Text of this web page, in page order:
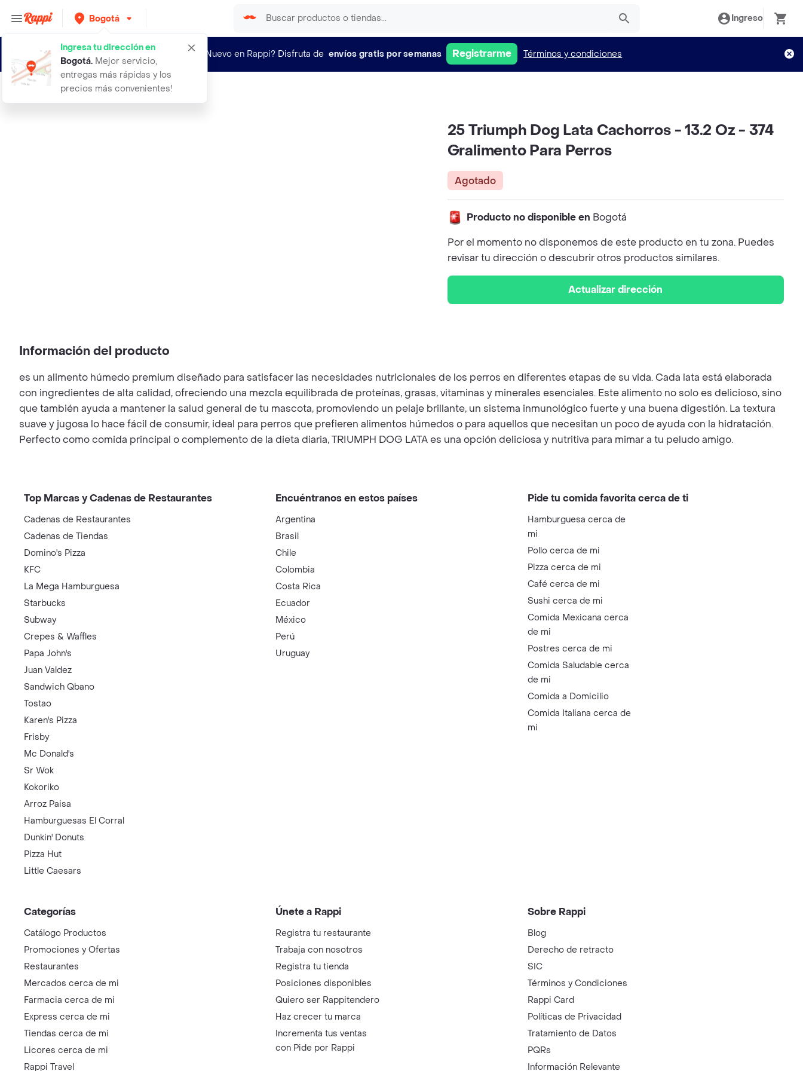
Bogotá
Ingresa tu dirección en
Bogotá. Mejor servicio,
entregas más rápidas y los
precios más convenientes!
Ingreso
¿Nuevo en Rappi? Disfruta de envíos gratis por semanas Registrarme Términos y condiciones
25 triumph dog lata cachorros 132 o
25 Triumph Dog Lata Cachorros - 13.2 Oz - 374
Gralimento Para Perros
Agotado
Producto no disponible en Bogotá
Por el momento no disponemos de este producto en tu zona. Puedes
revisar tu dirección o descubrir otros productos similares.
Actualizar dirección
Información del producto
es un alimento húmedo premium diseñado para satisfacer las necesidades nutricionales de los perros en diferentes etapas de su vida. Cada lata está elaborada
con ingredientes de alta calidad, ofreciendo una mezcla equilibrada de proteínas, grasas, vitaminas y minerales esenciales. Este alimento no solo es delicioso, sino
que también ayuda a mantener la salud general de tu mascota, promoviendo un pelaje brillante, un sistema inmunológico fuerte y una buena digestión. La textura
suave y jugosa lo hace fácil de consumir, ideal para perros que prefieren alimentos húmedos o para aquellos que necesitan un poco de ayuda con la hidratación.
Perfecto como comida principal o complemento de la dieta diaria, TRIUMPH DOG LATA es una opción deliciosa y nutritiva para mimar a tu peludo amigo.
Top Marcas y Cadenas de Restaurantes
Cadenas de Restaurantes
Cadenas de Tiendas
Domino's Pizza
KFC
La Mega Hamburguesa
Starbucks
Subway
Crepes & Waffles
Papa John's
Juan Valdez
Sandwich Qbano
Tostao
Karen's Pizza
Frisby
Mc Donald's
Sr Wok
Kokoriko
Arroz Paisa
Hamburguesas El Corral
Dunkin' Donuts
Pizza Hut
Little Caesars
Encuéntranos en estos países
Argentina
Brasil
Chile
Colombia
Costa Rica
Ecuador
México
Perú
Uruguay
Pide tu comida favorita cerca de ti
Hamburguesa cerca de
mi
Pollo cerca de mi
Pizza cerca de mi
Café cerca de mi
Sushi cerca de mi
Comida Mexicana cerca
de mi
Postres cerca de mi
Comida Saludable cerca
de mi
Comida a Domicilio
Comida Italiana cerca de
mi
Categorías
Catálogo Productos
Promociones y Ofertas
Restaurantes
Mercados cerca de mi
Farmacia cerca de mi
Express cerca de mi
Tiendas cerca de mi
Licores cerca de mi
Rappi Travel
Únete a Rappi
Registra tu restaurante
Trabaja con nosotros
Registra tu tienda
Posiciones disponibles
Quiero ser Rappitendero
Haz crecer tu marca
Incrementa tus ventas
con Pide por Rappi
Sobre Rappi
Blog
Derecho de retracto
SIC
Términos y Condiciones
Rappi Card
Políticas de Privacidad
Tratamiento de Datos
PQRs
Información Relevante